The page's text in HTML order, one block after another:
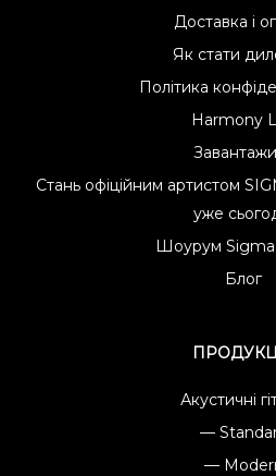
Доставка і
Як стати
Політика
Harmony
Стань офіційним артистом
уже
Шоурум Sigma
Блог
Акустичні
—
—